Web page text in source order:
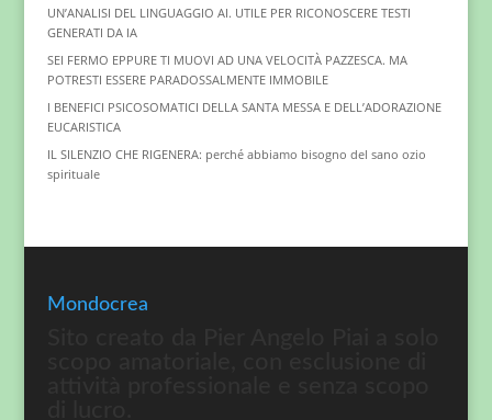
UN’ANALISI DEL LINGUAGGIO AI. UTILE PER RICONOSCERE TESTI
GENERATI DA IA
SEI FERMO EPPURE TI MUOVI AD UNA VELOCITÀ PAZZESCA. MA
POTRESTI ESSERE PARADOSSALMENTE IMMOBILE
I BENEFICI PSICOSOMATICI DELLA SANTA MESSA E DELL’ADORAZIONE
EUCARISTICA
IL SILENZIO CHE RIGENERA: perché abbiamo bisogno del sano ozio
spirituale
Mondocrea